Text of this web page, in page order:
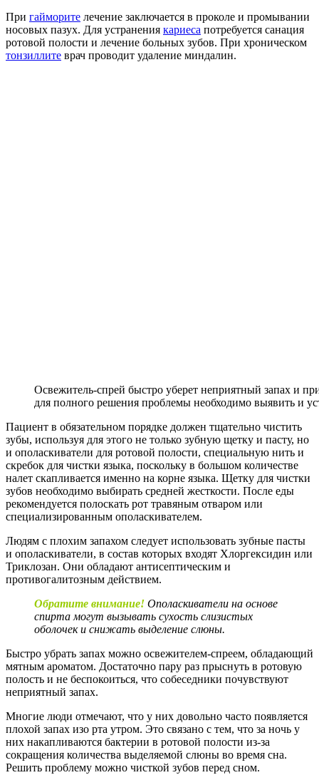
При гайморите лечение заключается в проколе и промывании
носовых пазух. Для устранения кариеса потребуется санация
ротовой полости и лечение больных зубов. При хроническом
тонзиллите врач проводит удаление миндалин.
Освежитель-спрей быстро уберет неприятный запах и
для полного решения проблемы необходимо выявить и
Пациент в обязательном порядке должен тщательно чистить
зубы, используя для этого не только зубную щетку и пасту, но
и ополаскиватели для ротовой полости, специальную нить и
скребок для чистки языка, поскольку в большом количестве
налет скапливается именно на корне языка. Щетку для чистки
зубов необходимо выбирать средней жесткости. После еды
рекомендуется полоскать рот травяным отваром или
специализированным ополаскивателем.
Людям с плохим запахом следует использовать зубные пасты
и ополаскиватели, в состав которых входят Хлоргексидин или
Триклозан. Они обладают антисептическим и
противогалитозным действием.
Обратите внимание! Ополаскиватели на основе
спирта могут вызывать сухость слизистых
оболочек и снижать выделение слюны.
Быстро убрать запах можно освежителем-спреем, обладающий
мятным ароматом. Достаточно пару раз прыснуть в ротовую
полость и не беспокоиться, что собеседники почувствуют
неприятный запах.
Многие люди отмечают, что у них довольно часто появляется
плохой запах изо рта утром. Это связано с тем, что за ночь у
них накапливаются бактерии в ротовой полости из-за
сокращения количества выделяемой слюны во время сна.
Решить проблему можно чисткой зубов перед сном.